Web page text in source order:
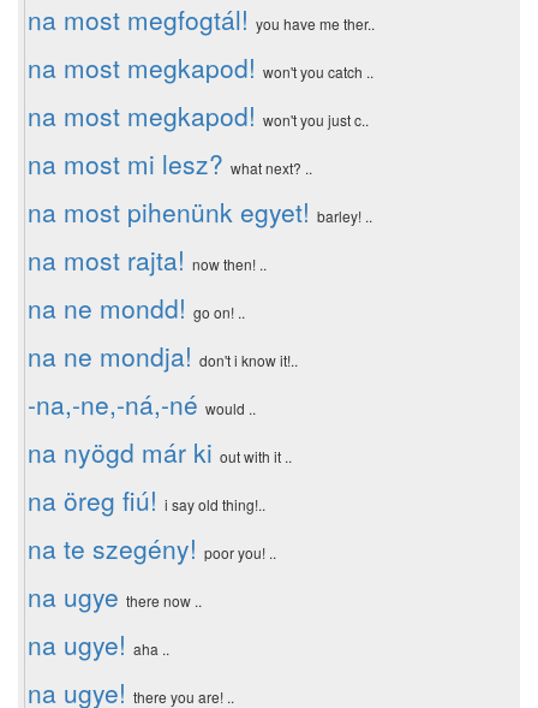
na most megfogtál! you have me ther..
na most megkapod! won't you catch ..
na most megkapod! won't you just c..
na most mi lesz? what next? ..
na most pihenünk egyet! barley! ..
na most rajta! now then! ..
na ne mondd! go on! ..
na ne mondja! don't i know it!..
-na,-ne,-ná,-né would ..
na nyögd már ki out with it ..
na öreg fiú! i say old thing!..
na te szegény! poor you! ..
na ugye there now ..
na ugye! aha ..
na ugye! there you are! ..